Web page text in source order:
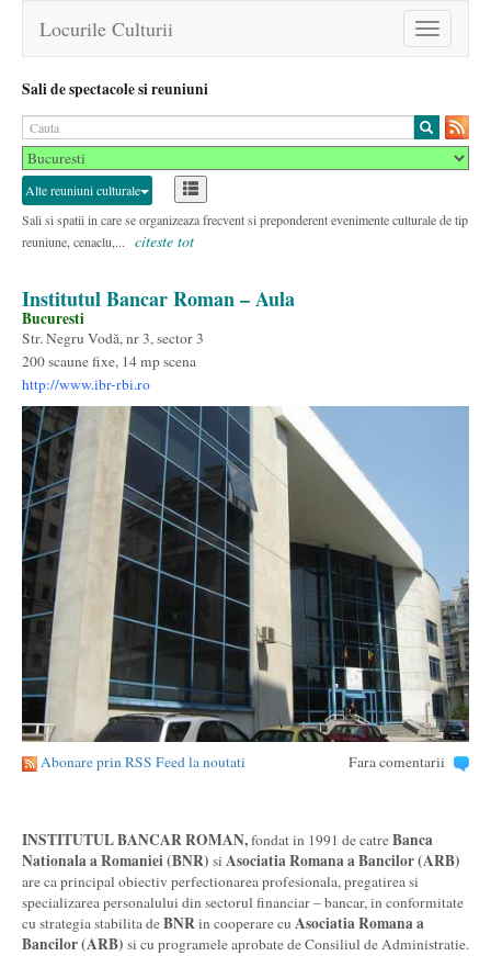
Toggle
navigation
Locurile Culturii
Sali de spectacole si reuniuni
Alte reuniuni culturale
Sali si spatii in care se organizeaza frecvent si preponderent evenimente culturale de tip
reuniune, cenaclu,...
citeste tot
Institutul Bancar Roman – Aula
Bucuresti
Str. Negru Vodă, nr 3, sector 3
200 scaune fixe, 14 mp scena
http://www.ibr-rbi.ro
Abonare prin RSS Feed la noutati Fara comentarii
INSTITUTUL BANCAR ROMAN,fondat in 1991 de catreBanca
Nationala a Romaniei (BNR) si Asociatia Romana a Bancilor (ARB)
are ca principal obiectiv perfectionarea profesionala, pregatirea si
specializarea personalului din sectorul financiar – bancar, in conformitate
cu strategia stabilita deBNRin cooperare cu Asociatia Romana a
Bancilor (ARB) si cu programele aprobate de Consiliul de Administratie.